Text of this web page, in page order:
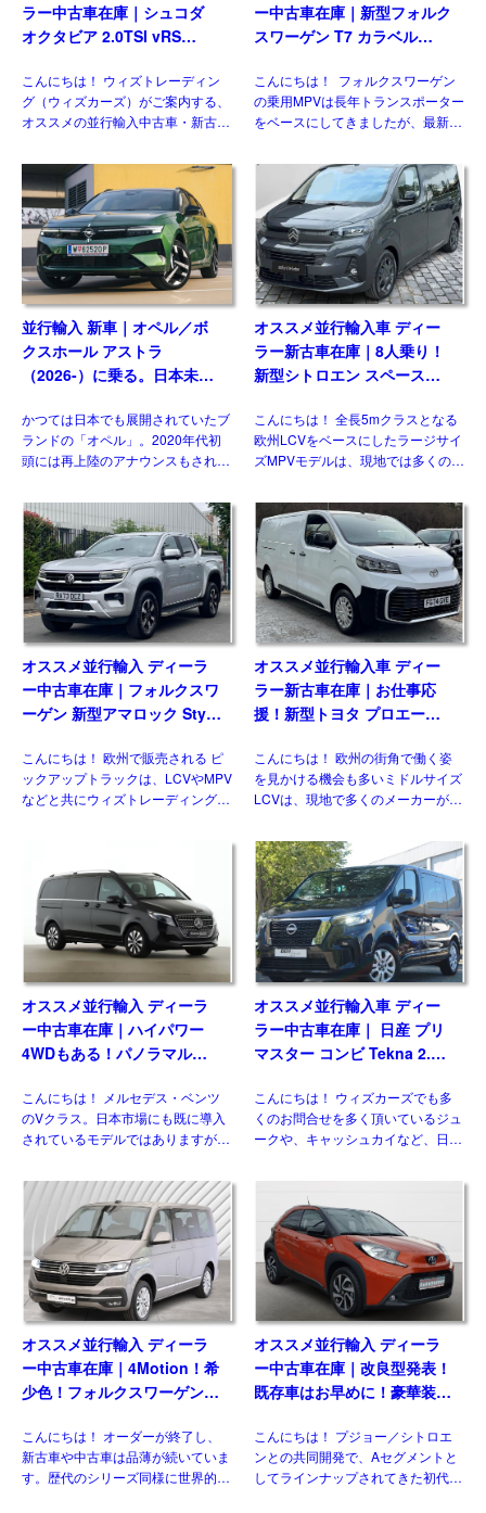
並行輸入 新車｜オペル／ボ
クスホール アストラ
入ハッチバック／ワゴンの概
要・スペック・価格の情報。
かつては日本でも展開されていたブ
ランドの「オペル」。2020年代初
したが、現時点で展開はされており
ません。一方欧州では積極的なモデ
ル展開を行っており、ベストセラー
の基幹モデルがフェイスリフ […]
オススメ並行輸入車 ディー
ラー新古車在庫｜8人乗り！
アラー Plus 2.2 BlueHDi
180 M 8AT 左ハンドル
こんにちは！ 全長5mクラスとなる
欧州LCVをベースにしたラージサイ
ーカーがラインナップする一方、現
状日本市場には正規導入されている
モデルはありません。そのなかでも
多くの兄弟車をもつモデ […]
オススメ並行輸入 ディーラ
ー中古車在庫｜フォルクスワ
2.0TDI 205PS 10AT 右ハン
ドル
こんにちは！ 欧州で販売される ピ
ックアップトラックは、LCVやMPV
（ウィズカーズ）ではお客様からの
お問い合わせがとても多いジャンル
のひとつです。日本ではトヨタ ハ
イラックスに続 […]
オススメ並行輸入車 ディー
ラー新古車在庫｜お仕事応
パネルバン 2.0D Icon Long
3人乗り6MT 右ハンドル
こんにちは！ 欧州の街角で働く姿
を見かける機会も多いミドルサイズ
インナップしている一方、現時点で
日本市場にひとつも正規導入されて
おりません。そのなかでも欧州で高
い評価を得ている国産メーカ […]
オススメ並行輸入 ディーラ
ー中古車在庫｜ハイパワー
フ！メルセデスベンツ Vクラ
ス V300d アバンギャルド ロ
ング 4Matic 9G-Tronic 左ハ
こんにちは！ メルセデス・ベンツ
のVクラス。日本市場にも既に導入
的な仕様があるのをご存じですか？
新世代ダウンサイジングユニットに
統一、クラス最強となるパワ […]
オススメ並行輸入車 ディー
ラー中古車在庫｜ 日産 プリ
dCi170 L1 EDC 8人乗り 左
ハンドル
こんにちは！ ウィズカーズでも多
くのお問合せを多く頂いているジュ
には導入されない欧州日産のモデル
がいくつもあります。 自動車 日産
のLCV、NV300（NISSAN NV300
[…]
オススメ並行輸入 ディーラ
ー中古車在庫｜4Motion！希
T6.1 マルチバン Generation
Six SWB 2.0TDI 204PS 7人
乗り 7DSG 左ハンドル
こんにちは！ オーダーが終了し、
新古車や中古車は品薄が続いていま
人気のある車なので、納得の状態で
す。今回ご紹介させていただくの
は、フェイスリフト後のT6.1 乗用
グレード、マルチ&nbsp […]
オススメ並行輸入 ディーラ
ー中古車在庫｜改良型発表！
のコンパクト！トヨタ アイ
ゴX パルス 1.0VVT-i CVT 左
ハンドル
こんにちは！ プジョー／シトロエ
ンとの共同開発で、Aセグメントと
ルとして、セグメントを守りつつも
新たにクロスオーバー化され生まれ
変わりました。並行輸入車でも […]
TOP